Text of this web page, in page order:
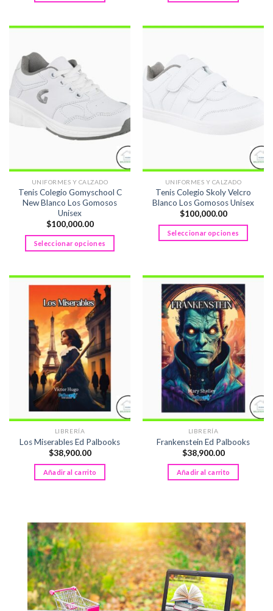
UNIFORMES Y CALZADO
Tenis Colegio Gomyschool C
New Blanco Los Gomosos
Unisex
$100,000.00
Seleccionar opciones
tiene
múltiples
variantes.
Las
opciones
se
pueden
elegir
en
la
página
de
producto
UNIFORMES Y CALZADO
Tenis Colegio Skoly Velcro
Blanco Los Gomosos Unisex
$100,000.00
Seleccionar opciones
múltiples
variantes.
Las
opciones
se
pueden
elegir
la
página
de
producto
LIBRERÍA
Los Miserables Ed Palbooks
$38,900.00
Añadir al carrito
LIBRERÍA
Frankenstein Ed Palbooks
$38,900.00
Añadir al carrito